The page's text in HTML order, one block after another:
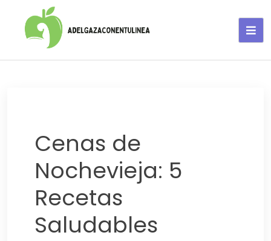
Cenas de
Nochevieja: 5
Recetas
Saludables